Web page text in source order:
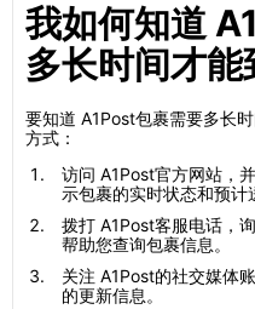
我如何知道
多长时间才能
要知道 A1Post包裹需要多长
方式：
访问 A1Post官方网站，
示包裹的实时状态和预计
拨打 A1Post客服电话，
帮助您查询包裹信息。
关注 A1Post的社交媒体
的更新信息。